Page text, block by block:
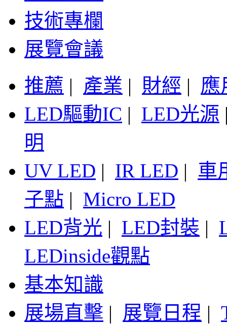
技術專欄
展覽會議
推薦 | 產業 | 財經 | 應
LED驅動IC | LED光源
明
UV LED | IR LED | 車
子點 | Micro LED
LED背光 | LED封裝 |
LEDinside觀點
基本知識
展場直擊 | 展覽日程 |